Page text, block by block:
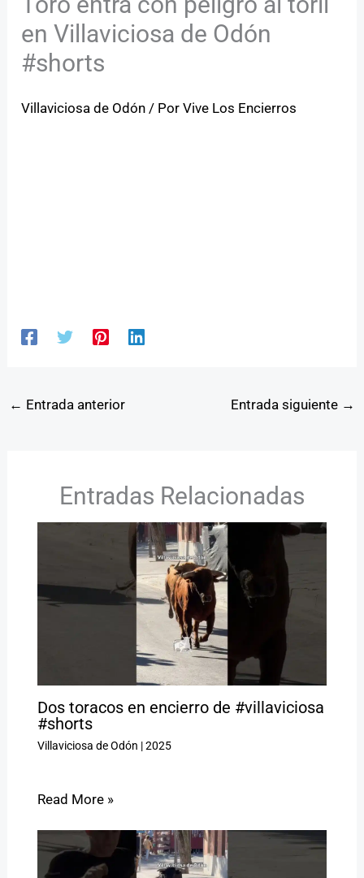
en Villaviciosa de Odón
#shorts
Villaviciosa de Odón / PorVive Los Encierros
← Entrada anterior Entrada siguiente →
Entradas Relacionadas
Dos toracos en encierro de #villaviciosa
#shorts
Villaviciosa de Odón |2025
Read More »